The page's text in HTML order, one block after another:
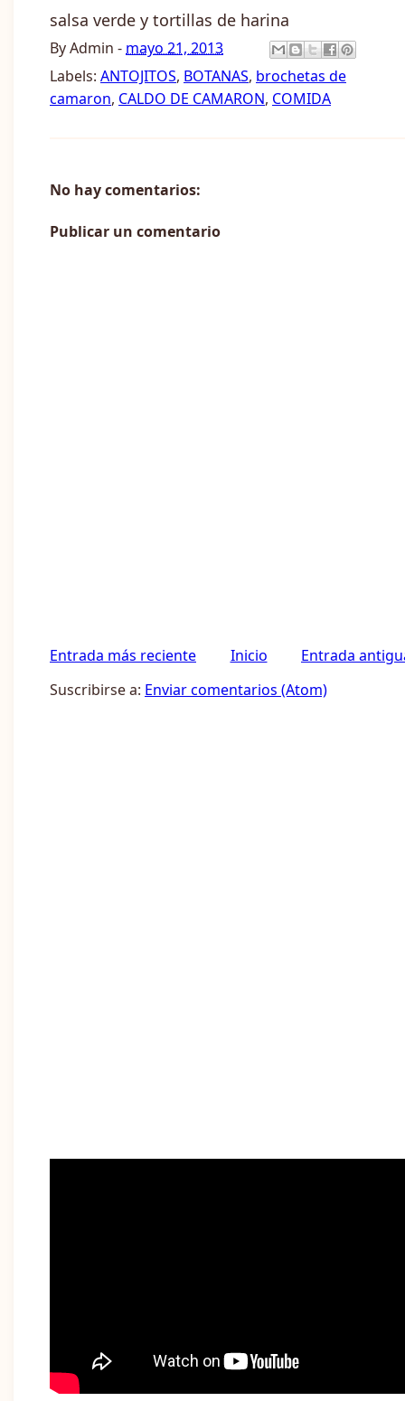
salsa verde y tortillas de harina
ByAdmin - mayo 21, 2013
Labels: ANTOJITOS, BOTANAS, brochetas de
camaron, CALDO DE CAMARON, COMIDA
No hay comentarios:
Publicar un comentario
Entrada más reciente Entrada
Inicio
Suscribirse a: Enviar comentarios (Atom)